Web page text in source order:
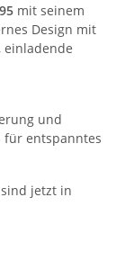
mit seinem
Design mit
einladende
und
für entspanntes
jetzt in